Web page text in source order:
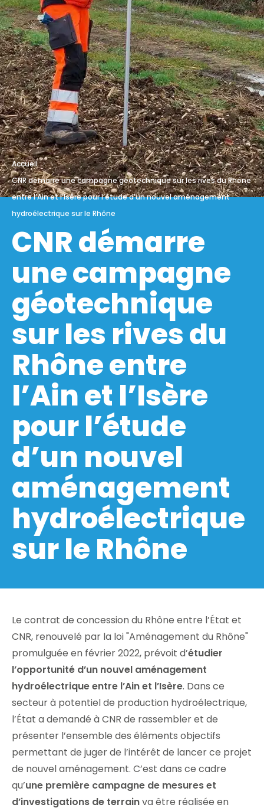
Accueil
CNR démarre une campagne géotechnique sur les rives du Rhône
entre l’Ain et l’Isère pour l’étude d’un nouvel aménagement
hydroélectrique sur le Rhône
CNR démarre
une campagne
géotechnique
sur les rives du
Rhône entre
l’Ain et l’Isère
pour l’étude
d’un nouvel
aménagement
hydroélectrique
sur le Rhône
Le contrat de concession du Rhône entre l’État et
CNR, renouvelé par la loi "Aménagement du Rhône"
promulguée en février 2022, prévoit d’étudier
l’opportunité d’un nouvel aménagement
hydroélectrique entre l’Ain et l’Isère. Dans ce
secteur à potentiel de production hydroélectrique,
l’État a demandé à CNR de rassembler et de
présenter l’ensemble des éléments objectifs
permettant de juger de l’intérêt de lancer ce projet
de nouvel aménagement. C’est dans ce cadre
qu’une première campagne de mesures et
d’investigations de terrainva être réalisée en